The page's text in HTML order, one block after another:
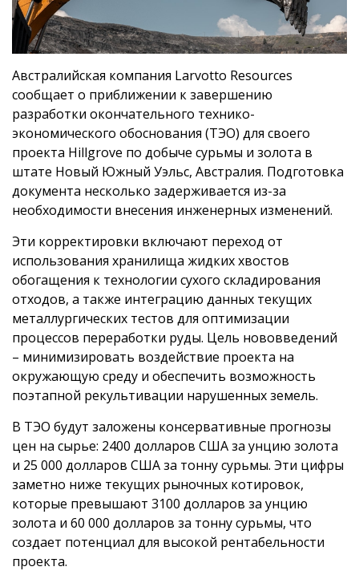
Австралийская компания Larvotto Resources
сообщает о приближении к завершению
разработки окончательного технико-
экономического обоснования (ТЭО) для своего
проекта Hillgrove по добыче сурьмы и золота в
штате Новый Южный Уэльс, Австралия. Подготовка
документа несколько задерживается из-за
необходимости внесения инженерных изменений.
Эти корректировки включают переход от
использования хранилища жидких хвостов
обогащения к технологии сухого складирования
отходов, а также интеграцию данных текущих
металлургических тестов для оптимизации
процессов переработки руды. Цель нововведений
– минимизировать воздействие проекта на
окружающую среду и обеспечить возможность
поэтапной рекультивации нарушенных земель.
В ТЭО будут заложены консервативные прогнозы
цен на сырье: 2400 долларов США за унцию золота
и 25 000 долларов США за тонну сурьмы. Эти цифры
заметно ниже текущих рыночных котировок,
которые превышают 3100 долларов за унцию
золота и 60 000 долларов за тонну сурьмы, что
создает потенциал для высокой рентабельности
проекта.